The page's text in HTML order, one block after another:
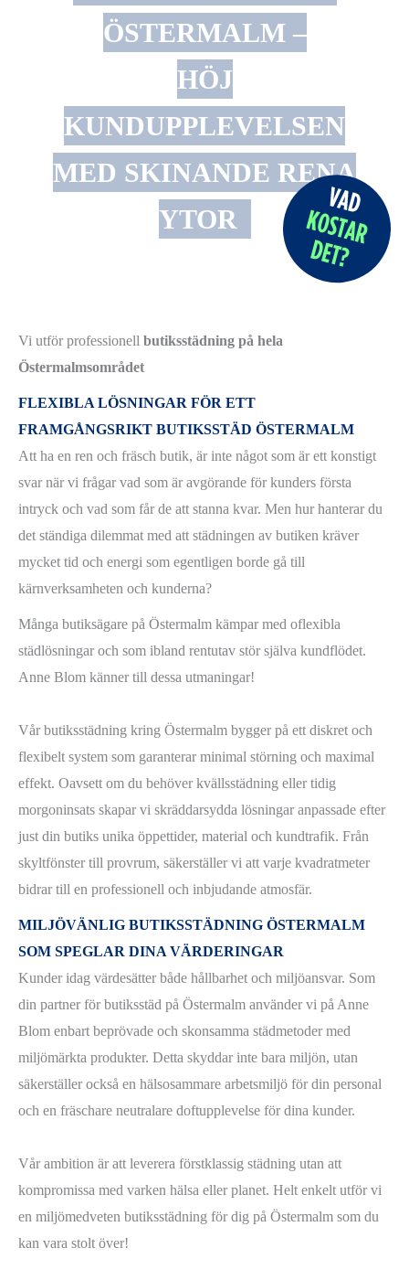
ÖSTERMALM –
HÖJ
KUNDUPPLEVELSEN
MED SKINANDE RENA
YTOR
Vi utför professionell butiksstädning på hela
Östermalmsområdet
FLEXIBLA LÖSNINGAR FÖR ETT
FRAMGÅNGSRIKT BUTIKSSTÄD ÖSTERMALM
Att ha en ren och fräsch butik, är inte något som är ett konstigt
svar när vi frågar vad som är avgörande för kunders första
intryck och vad som får de att stanna kvar. Men hur hanterar du
det ständiga dilemmat med att städningen av butiken kräver
mycket tid och energi som egentligen borde gå till
kärnverksamheten och kunderna?
Många butiksägare på Östermalm kämpar med oflexibla
städlösningar och som ibland rentutav stör själva kundflödet.
Anne Blom känner till dessa utmaningar!
Vår butiksstädning kring Östermalm bygger på ett diskret och
flexibelt system som garanterar minimal störning och maximal
effekt. Oavsett om du behöver kvällsstädning eller tidig
morgoninsats skapar vi skräddarsydda lösningar anpassade efter
just din butiks unika öppettider, material och kundtrafik. Från
skyltfönster till provrum, säkerställer vi att varje kvadratmeter
bidrar till en professionell och inbjudande atmosfär.
MILJÖVÄNLIG BUTIKSSTÄDNING ÖSTERMALM
SOM SPEGLAR DINA VÄRDERINGAR
Kunder idag värdesätter både hållbarhet och miljöansvar. Som
din partner för butiksstäd på Östermalm använder vi på Anne
Blom enbart beprövade och skonsamma städmetoder med
miljömärkta produkter. Detta skyddar inte bara miljön, utan
säkerställer också en hälsosammare arbetsmiljö för din personal
och en fräschare neutralare doftupplevelse för dina kunder.
Vår ambition är att leverera förstklassig städning utan att
kompromissa med varken hälsa eller planet. Helt enkelt utför vi
en miljömedveten butiksstädning för dig på Östermalm som du
kan vara stolt över!